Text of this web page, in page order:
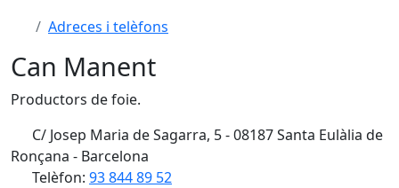
Adreces i telèfons
Can Manent
Productors de foie.
C/ Josep Maria de Sagarra, 5 - 08187 Santa Eulàlia de
Ronçana - Barcelona
Telèfon: 93 844 89 52